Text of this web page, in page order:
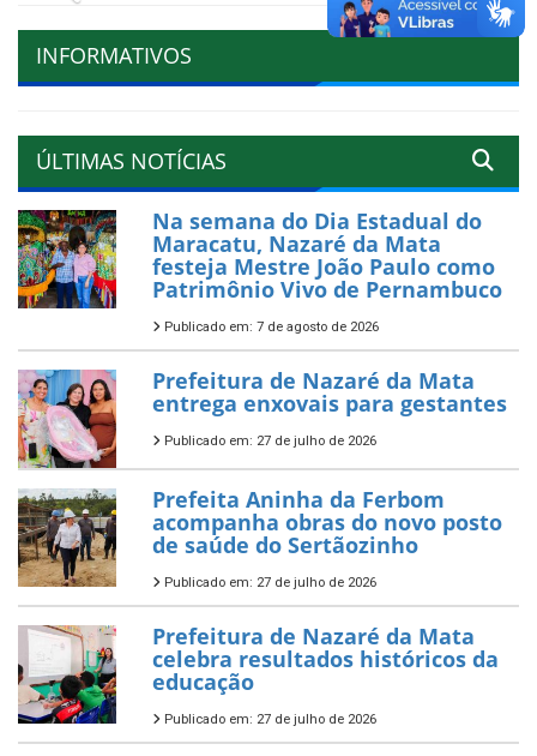
INFORMATIVOS
ÚLTIMAS NOTÍCIAS
Na semana do Dia Estadual do
Maracatu, Nazaré da Mata
festeja Mestre João Paulo como
Patrimônio Vivo de Pernambuco
Publicado em: 7 de agosto de 2026
Prefeitura de Nazaré da Mata
entrega enxovais para gestantes
Publicado em: 27 de julho de 2026
Prefeita Aninha da Ferbom
acompanha obras do novo posto
de saúde do Sertãozinho
Publicado em: 27 de julho de 2026
Prefeitura de Nazaré da Mata
celebra resultados históricos da
educação
Publicado em: 27 de julho de 2026